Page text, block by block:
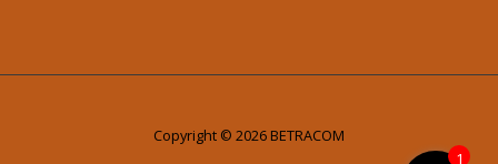
Copyright © 2026 BETRACOM
1